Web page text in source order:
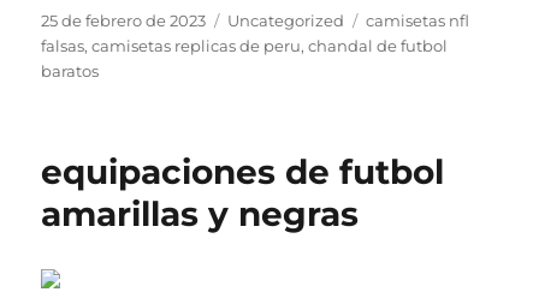
Publicado
el
25 de febrero de 2023 Categorías
Uncategorized Etiquetas
camisetas nfl
falsas,camisetas replicas de peru,chandal de futbol
baratos
equipaciones de futbol
amarillas y negras